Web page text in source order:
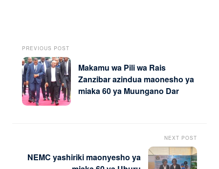
PREVIOUS POST
Makamu wa Pili wa Rais
Zanzibar azindua maonesho ya
miaka 60 ya Muungano Dar
NEXT POST
NEMC yashiriki maonyesho ya